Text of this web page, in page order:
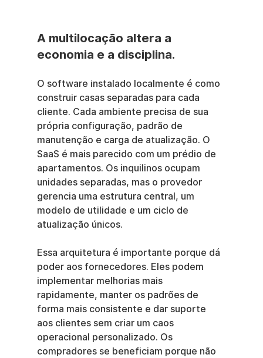
A multilocação altera a
economia e a disciplina.
O software instalado localmente é como
construir casas separadas para cada
cliente. Cada ambiente precisa de sua
própria configuração, padrão de
manutenção e carga de atualização. O
SaaS é mais parecido com um prédio de
apartamentos. Os inquilinos ocupam
unidades separadas, mas o provedor
gerencia uma estrutura central, um
modelo de utilidade e um ciclo de
atualização únicos.
Essa arquitetura é importante porque dá
poder aos fornecedores. Eles podem
implementar melhorias mais
rapidamente, manter os padrões de
forma mais consistente e dar suporte
aos clientes sem criar um caos
operacional personalizado. Os
compradores se beneficiam porque não